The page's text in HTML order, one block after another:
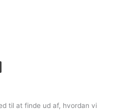
til at finde ud af, hvordan vi